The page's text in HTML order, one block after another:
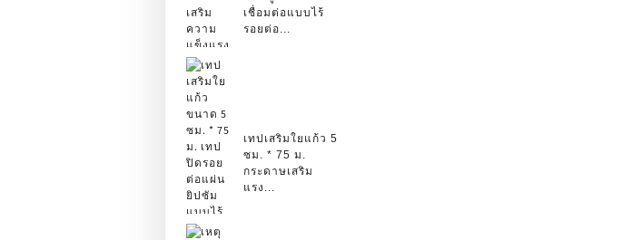
เชื่อมต่อแบบไร้
รอยต่อ...
เทปเสริมใยแก้ว 5
ซม. * 75 ม.
กระดาษเสริม
แรง...